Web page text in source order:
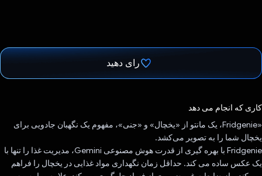
رای دهید
کاری که انجام می دهد
«Fridgenie، یک مانتو از «یخچال» و «جنی»، مفهوم یک نگهبان جادویی برای
یخچال شما را به تصویر می‌کشد.
Fridgenie با بهره گیری از قدرت هوش مصنوعی Gemini، مدیریت غذا را تنها با
یک عکس ساده می کند. حداقل زمان نگهداری مواد غذایی در یخچال را فراهم